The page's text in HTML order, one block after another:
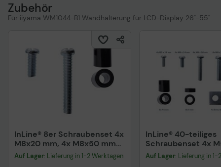
Zubehör
Für iiyama WM1044-B1 Wandhalterung für LCD-Display 26"-55"
InLine® 8er Schraubenset 4x
M8x20 mm, 4x M8x50 mm
und 4x 15 mm
Auf Lager: Lieferung in 1-2 Werktagen
InLine® 40-teiliges
Schraubenset 4x
4x M6x14mm, 4x
4x M8x30mm, 4x
Auf Lager: Lieferung in